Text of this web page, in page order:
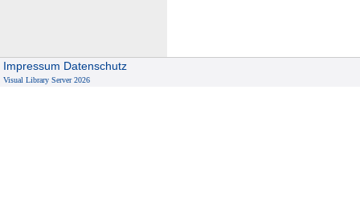
Impressum Datenschutz
Visual Library Server 2026